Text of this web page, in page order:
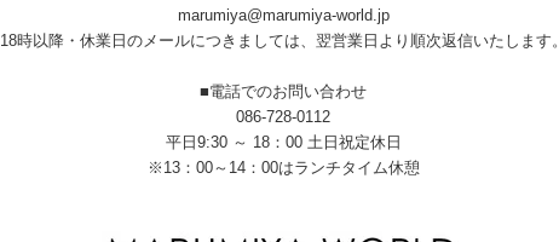
marumiya@marumiya-world.jp
18時以降・休業日のメールにつきましては、翌営業日より順次返信いたします。
■電話でのお問い合わせ
086-728-0112
平日9:30 ～ 18：00 土日祝定休日
※13：00～14：00はランチタイム休憩